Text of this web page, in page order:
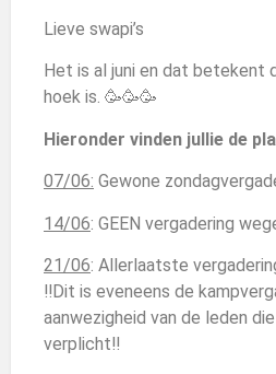
Lieve swapi’s
Het is al juni en dat betekent
hoek is. 🥳🥳🥳
Hieronder vinden jullie de
07/06: Gewone
14/06: GEEN vergadering
21/06: Allerlaatste
‼️Dit is eveneens de
aanwezigheid van de leden
verplicht‼️